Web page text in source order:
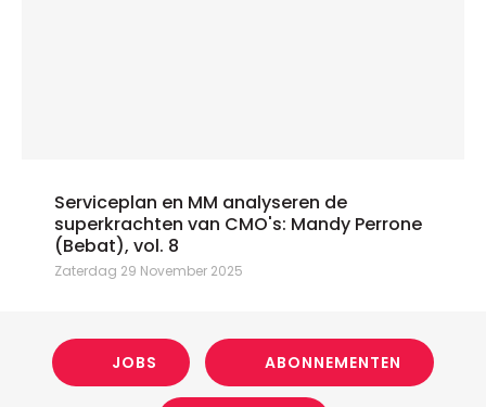
Serviceplan en MM analyseren de
superkrachten van CMO's: Mandy Perrone
(Bebat), vol. 8
Zaterdag 29 November 2025
JOBS ABONNEMENTEN